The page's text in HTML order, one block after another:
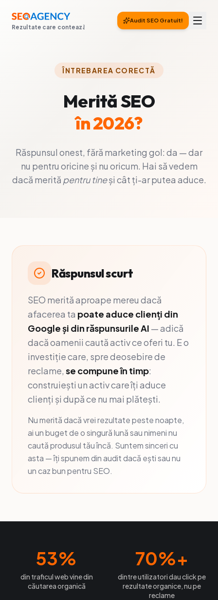
Rezultate care contează
Audit SEO Gratuit!
ÎNTREBAREA CORECTĂ
Merită SEO
în 2026?
Răspunsul onest, fără marketing gol: da — dar
nu pentru oricine și nu oricum. Hai să vedem
dacă merită pentru tineși cât ți-ar putea aduce.
Răspunsul scurt
SEO merită aproape mereu dacă
afacerea ta poate aduce clienți din
Google și din răspunsurile AI — adică
dacă oamenii caută activ ce oferi tu. E o
investiție care, spre deosebire de
reclame, se compune în timp:
construiești un activ care îți aduce
clienți și după ce nu mai plătești.
Nu merită dacă vrei rezultate peste noapte,
ai un buget de o singură lună sau nimeni nu
caută produsul tău încă. Suntem sinceri cu
asta — îți spunem din audit dacă ești sau nu
un caz bun pentru SEO.
53%
din traficul web vine din
căutarea organică
70%+
dintre utilizatori dau click pe
rezultate organice, nu pe
reclame